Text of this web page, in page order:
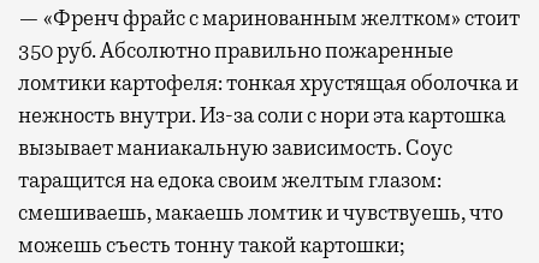
— «Френч фрайс с маринованным желтком» стоит
350 руб. Абсолютно правильно пожаренные
ломтики картофеля: тонкая хрустящая оболочка и
нежность внутри. Из-за соли с нори эта картошка
вызывает маниакальную зависимость. Соус
таращится на едока своим желтым глазом:
смешиваешь, макаешь ломтик и чувствуешь, что
можешь съесть тонну такой картошки;